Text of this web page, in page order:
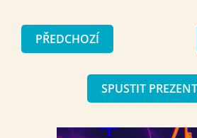
PŘEDCHOZÍ
SPUSTIT